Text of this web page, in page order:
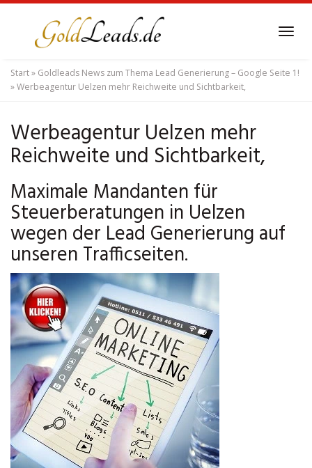
content
Start» Goldleads News zum Thema Lead Generierung – Google Seite 1!
»Werbeagentur Uelzen mehr Reichweite und Sichtbarkeit,
Werbeagentur Uelzen mehr
Reichweite und Sichtbarkeit,
Maximale Mandanten für
Steuerberatungen in Uelzen
wegen der Lead Generierung auf
unseren Trafficseiten.